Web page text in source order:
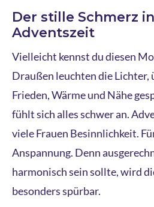
Der stille Schmerz
Adventszeit
Vielleicht kennst du diesen
Draußen leuchten die Lichter,
Frieden, Wärme und Nähe
fühlt sich alles schwer an.
viele Frauen Besinnlichkeit.
Anspannung. Denn
harmonisch sein sollte, wird
besonders spürbar.